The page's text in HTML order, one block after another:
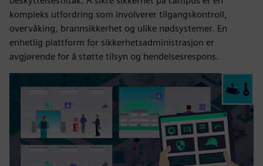
kompleks utfordring som involverer tilgangskontroll,
overvåking, brannsikkerhet og ulike nødsystemer. En
enhetlig plattform for sikkerhetsadministrasjon er
avgjørende for å støtte tilsyn og hendelsesrespons.